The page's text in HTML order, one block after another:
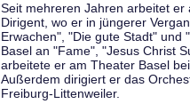
Seit mehreren Jahren arbeitet
Dirigent, wo er in jüngerer
Erwachen", "Die gute Stadt" und
Basel an "Fame", "Jesus Christ
arbeitete er am Theater Basel
Außerdem dirigiert er das
Freiburg-Littenweiler.